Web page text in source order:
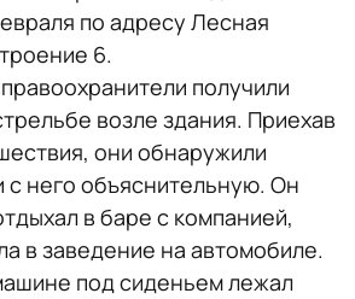
по адресу Лесная
6.
получили
возле здания. Приехав
они обнаружили
с него объяснительную. Он
в баре с компанией,
в заведение на автомобиле.
под сиденьем лежал